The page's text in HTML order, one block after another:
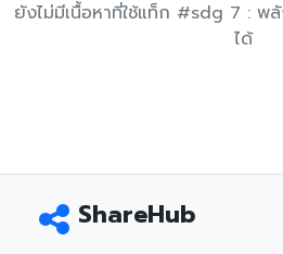
ยังไม่มีเนื้อหาที่ใช้แท็ก #sdg 7 : พ
ได้
ShareHub